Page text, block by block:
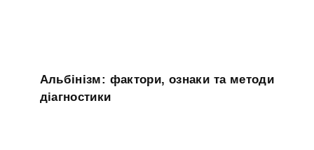
Альбінізм: фактори, ознаки та методи
діагностики